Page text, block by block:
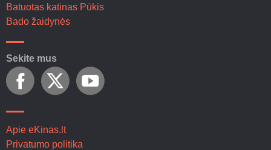
Batuotas katinas Pūkis
Bado žaidynės
Sekite mus
Apie eKinas.lt
Privatumo politika